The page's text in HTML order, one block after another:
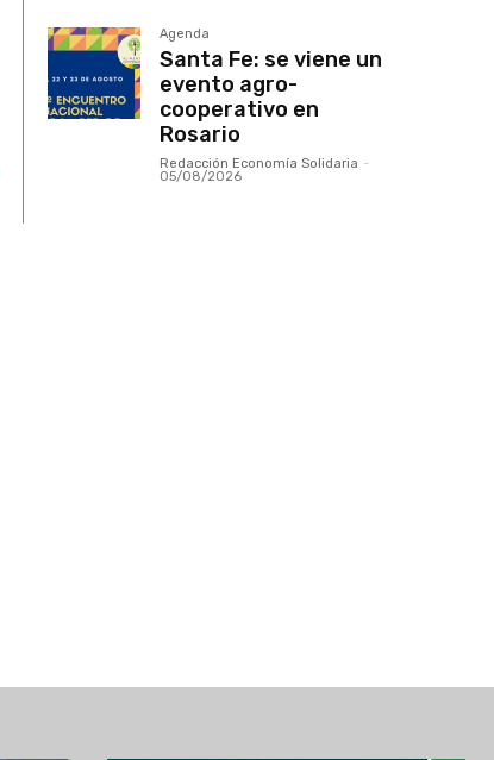
Agenda
Santa Fe: se viene un
evento agro-
cooperativo en
Rosario
Redacción Economía Solidaria -
05/08/2026